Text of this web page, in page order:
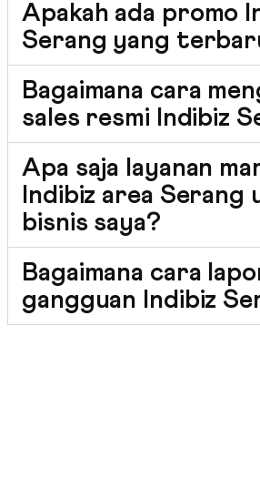
Apakah ada promo
Serang yang
Bagaimana cara
sales resmi Indibiz
Apa saja layanan
Indibiz area Serang
bisnis saya?
Bagaimana cara
gangguan Indibiz